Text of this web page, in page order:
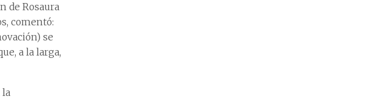
de Rosaura
comentó:
se
a la larga,